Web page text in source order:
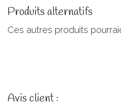
Produits alternatifs
Ces autres produits
Avis client :